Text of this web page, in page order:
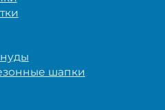
шапки